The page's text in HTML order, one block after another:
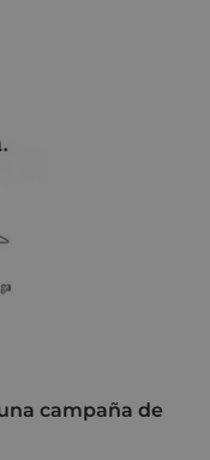
campaña de